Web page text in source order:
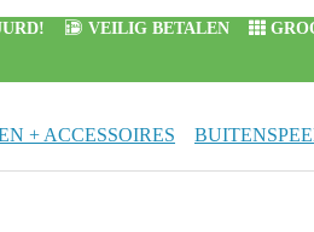
VEILIG BETALEN
+ ACCESSOIRES